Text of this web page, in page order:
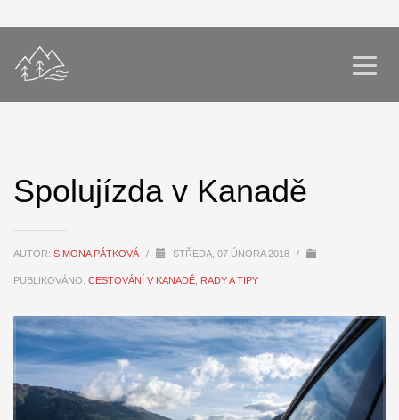
Spolujízda v Kanadě
AUTOR: SIMONA PÁTKOVÁ / STŘEDA, 07 ÚNORA 2018 /
PUBLIKOVÁNO: CESTOVÁNÍ V KANADĚ RADY A TIPY